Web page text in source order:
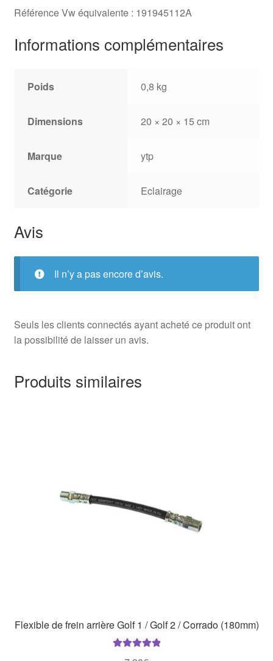
Référence Vw équivalente : 191945112A
Informations complémentaires
Poids 0,8 kg
Dimensions 20 × 20 × 15 cm
Marque ytp
Catégorie Eclairage
Avis
Il n’y a pas encore d’avis.
Seuls les clients connectés ayant acheté ce produit ont
la possibilité de laisser un avis.
Produits similaires
Flexible de frein arrière Golf 1 / Golf 2 / Corrado (180mm)